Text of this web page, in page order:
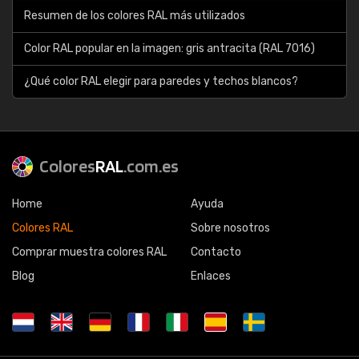
Resumen de los colores RAL más utilizados
Color RAL popular en la imagen: gris antracita (RAL 7016)
¿Qué color RAL elegir para paredes y techos blancos?
ColoresRAL.com.es
Home
Colores RAL
Comprar muestra colores RAL
Blog
Ayuda
Sobre nosotros
Contacto
Enlaces